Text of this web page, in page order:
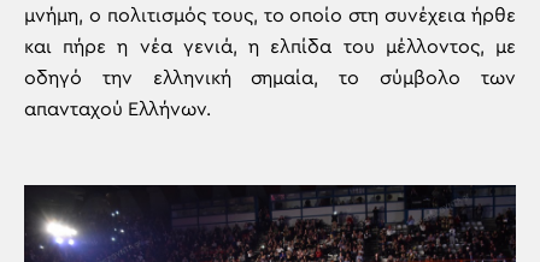
μνήμη, ο πολιτισμός τους, το οποίο στη συνέχεια ήρθε
και πήρε η νέα γενιά, η ελπίδα του μέλλοντος, με
οδηγό την ελληνική σημαία, το σύμβολο των
απανταχού Ελλήνων.